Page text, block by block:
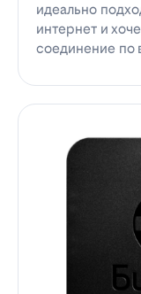
идеально
интернет и
соединение по